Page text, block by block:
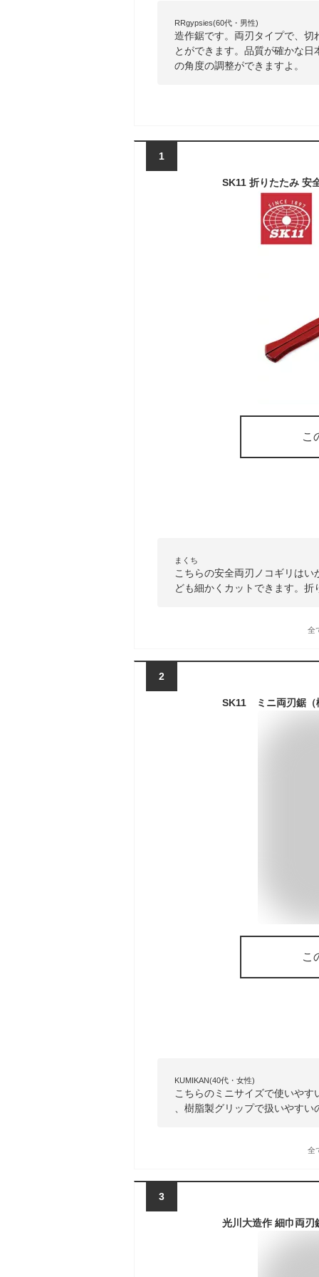
RRgypsies(60代・男性)
造作鋸です。両刃タイプで、
とができます。品質が確かな
の角度の調整ができますよ。
1
こ
まくち
こちらの安全両刃ノコギリは
ども細かくカットできます。
全
2
SK11 ミニ両刃鋸
こ
KUMIKAN(40代・女性)
こちらのミニサイズで使いや
、樹脂製グリップで扱いやすい
全
3
光川大造作 細巾両刃